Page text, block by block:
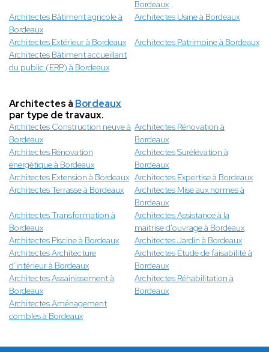
Bordeaux
Architectes Bâtiment agricole à
Bordeaux
Architectes Usine à Bordeaux
Architectes Extérieur à Bordeaux
Architectes Patrimoine à Bordeaux
Architectes Bâtiment accueillant
du public (ERP) à Bordeaux
Architectes à Bordeaux
par type de travaux.
Architectes Construction neuve à
Bordeaux
Architectes Rénovation à
Bordeaux
Architectes Rénovation
énergétique à Bordeaux
Architectes Surélévation à
Bordeaux
Architectes Extension à Bordeaux Architectes Expertise à Bordeaux
Architectes Terrasse à Bordeaux
Architectes Mise aux normes à
Bordeaux
Architectes Transformation à
Bordeaux
Architectes Assistance à la
maitrise d'ouvrage à Bordeaux
Architectes Piscine à Bordeaux
Architectes Jardin à Bordeaux
Architectes Architecture
d’intérieur à Bordeaux
Architectes Étude de faisabilité à
Bordeaux
Architectes Assainissement à
Bordeaux
Architectes Réhabilitation à
Bordeaux
Architectes Aménagement
combles à Bordeaux